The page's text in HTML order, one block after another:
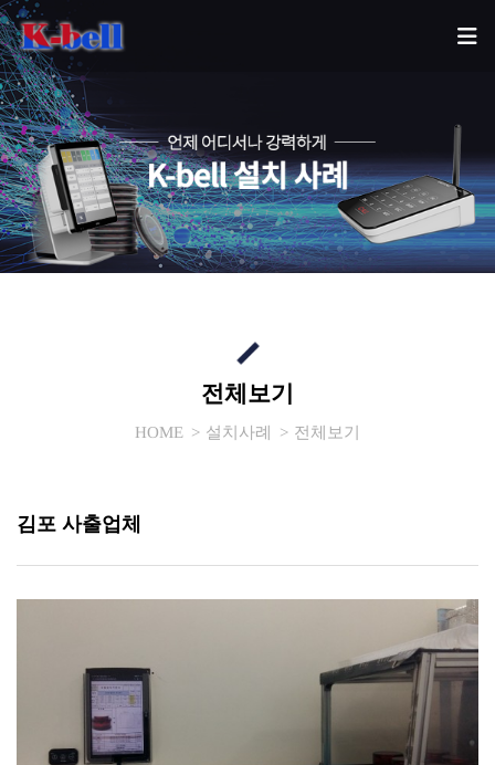
전체보기
HOME 설치사례 전체보기
김포 사출업체
본문